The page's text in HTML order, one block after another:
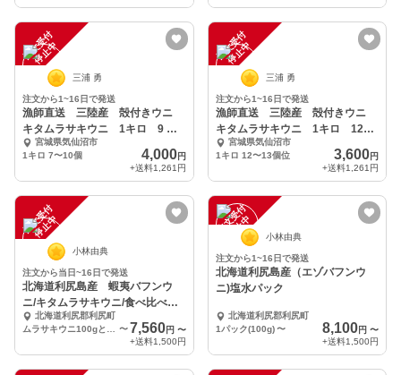
注
文
受
付
停
止
中
三浦 勇
注文から1~16日で発送
漁師直送 三陸産 殻付きウニ
キタムラサキウニ 1キロ 9 〜
10個宮城県気仙沼市
1キロ 7〜10個
4,000円
+送料1,261円
注
文
受
付
停
止
中
三浦 勇
注文から1~16日で発送
漁師直送 三陸産 殻付きウニ
キタムラサキウニ 1キロ 12〜
13個位
宮城県気仙沼市
1キロ 12〜13個位
3,600円
+送料1,261円
注
文
受
付
停
止
中
小林由典
注文から当日~16日で発送
北海道利尻島産 蝦夷バフンウ
ニ/キタムラサキウニ/食べ比べセ
ット⭐︎北海道利尻郡利尻町
〜 7,560円 〜
+送料1,500円
注
文
受
付
停
止
中 小林由典
注文から1~16日で発送
北海道利尻島産（エゾバフンウ
ニ)塩水パック
北海道利尻郡利尻町
1パック(100g) 〜 8,100円 〜
+送料1,500円